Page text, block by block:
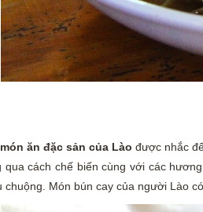
ăn đặc sản của Làođược nhắc
qua cách chế biến cùng với các
chuộng. Món bún cay của người Lào